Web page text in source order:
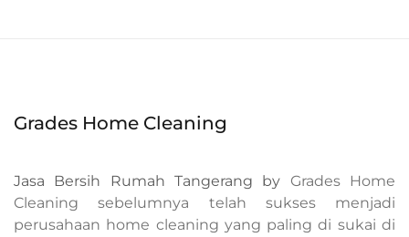
Grades Home Cleaning
Jasa Bersih Rumah Tangerang by Grades Home
Cleaning sebelumnya telah sukses menjadi
perusahaan home cleaning yang paling di sukai di